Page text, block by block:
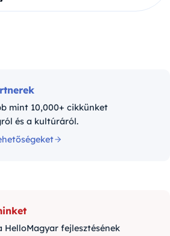
mint 10,000+ cikkünket
és a kultúráról.
HelloMagyar fejlesztésének